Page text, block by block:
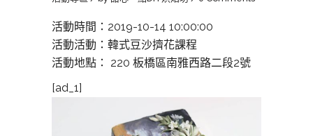
活動時間：2019-10-14 10:00:00
活動活動：韓式豆沙擠花課程
活動地點： 220 板橋區南雅西路二段2號
[ad_1]